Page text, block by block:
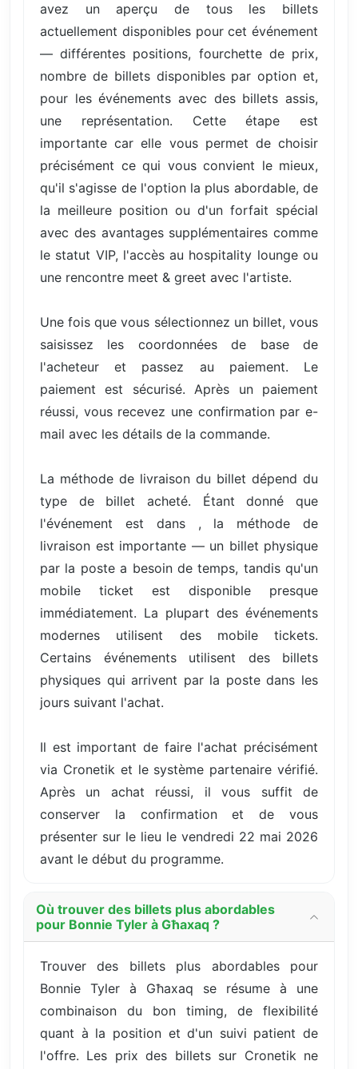
avez un aperçu de tous les billets
actuellement disponibles pour cet événement
— différentes positions, fourchette de prix,
nombre de billets disponibles par option et,
pour les événements avec des billets assis,
une représentation. Cette étape est
importante car elle vous permet de choisir
précisément ce qui vous convient le mieux,
qu'il s'agisse de l'option la plus abordable, de
la meilleure position ou d'un forfait spécial
avec des avantages supplémentaires comme
le statut VIP, l'accès au hospitality lounge ou
une rencontre meet & greet avec l'artiste.
Une fois que vous sélectionnez un billet, vous
saisissez les coordonnées de base de
l'acheteur et passez au paiement. Le
paiement est sécurisé. Après un paiement
réussi, vous recevez une confirmation par e-
mail avec les détails de la commande.
La méthode de livraison du billet dépend du
type de billet acheté. Étant donné que
l'événement est dans , la méthode de
livraison est importante — un billet physique
par la poste a besoin de temps, tandis qu'un
mobile ticket est disponible presque
immédiatement. La plupart des événements
modernes utilisent des mobile tickets.
Certains événements utilisent des billets
physiques qui arrivent par la poste dans les
jours suivant l'achat.
Il est important de faire l'achat précisément
via Cronetik et le système partenaire vérifié.
Après un achat réussi, il vous suffit de
conserver la confirmation et de vous
présenter sur le lieu le vendredi 22 mai 2026
avant le début du programme.
Où trouver des billets plus abordables
pour Bonnie Tyler à Għaxaq ?
Trouver des billets plus abordables pour
Bonnie Tyler à Għaxaq se résume à une
combinaison du bon timing, de flexibilité
quant à la position et d'un suivi patient de
l'offre. Les prix des billets sur Cronetik ne